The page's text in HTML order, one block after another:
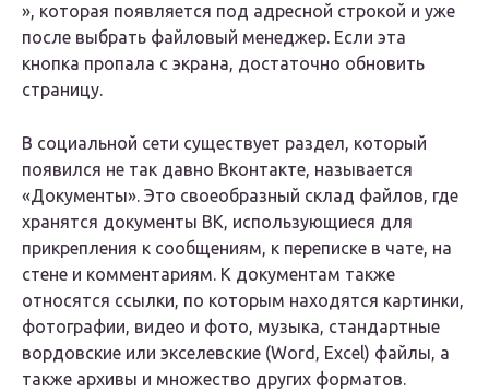
», которая появляется под адресной строкой и уже
после выбрать файловый менеджер. Если эта
кнопка пропала с экрана, достаточно обновить
страницу.
В социальной сети существует раздел, который
появился не так давно Вконтакте, называется
«Документы». Это своеобразный склад файлов, где
хранятся документы ВК, использующиеся для
прикрепления к сообщениям, к переписке в чате, на
стене и комментариям. К документам также
относятся ссылки, по которым находятся картинки,
фотографии, видео и фото, музыка, стандартные
вордовские или экселевские (Word, Excel) файлы, а
также архивы и множество других форматов.